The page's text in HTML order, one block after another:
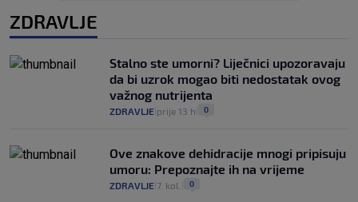
ZDRAVLJE
Stalno ste umorni? Liječnici upozoravaju
da bi uzrok mogao biti nedostatak ovog
važnog nutrijenta
ZDRAVLJE prije 13 h 0
Ove znakove dehidracije mnogi pripisuju
umoru: Prepoznajte ih na vrijeme
ZDRAVLJE 7. kol. 0